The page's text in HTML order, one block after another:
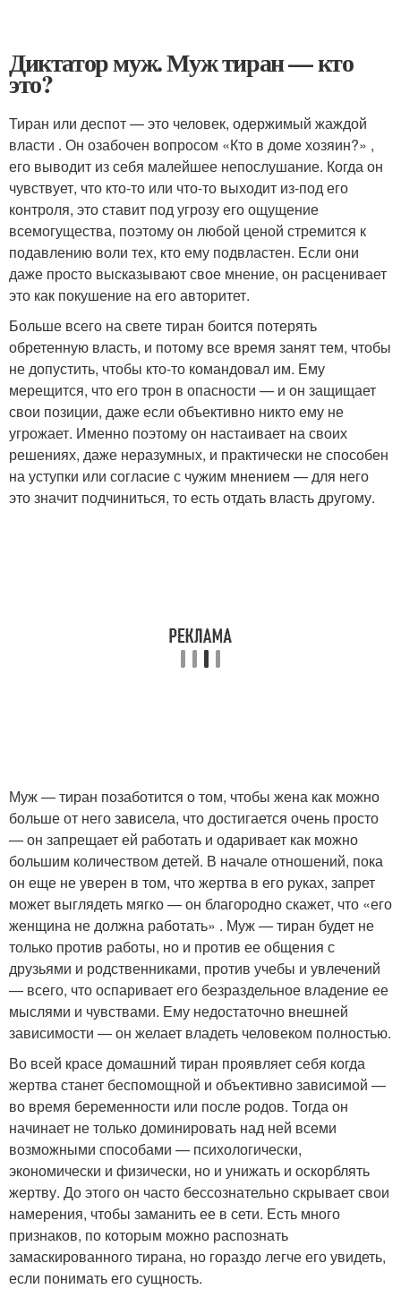
Диктатор муж. Муж тиран — кто
это?
Тиран или деспот — это человек, одержимый жаждой
власти . Он озабочен вопросом «Кто в доме хозяин?» ,
его выводит из себя малейшее непослушание. Когда он
чувствует, что кто-то или что-то выходит из-под его
контроля, это ставит под угрозу его ощущение
всемогущества, поэтому он любой ценой стремится к
подавлению воли тех, кто ему подвластен. Если они
даже просто высказывают свое мнение, он расценивает
это как покушение на его авторитет.
Больше всего на свете тиран боится потерять
обретенную власть, и потому все время занят тем, чтобы
не допустить, чтобы кто-то командовал им. Ему
мерещится, что его трон в опасности — и он защищает
свои позиции, даже если объективно никто ему не
угрожает. Именно поэтому он настаивает на своих
решениях, даже неразумных, и практически не способен
на уступки или согласие с чужим мнением — для него
это значит подчиниться, то есть отдать власть другому.
Муж — тиран позаботится о том, чтобы жена как можно
больше от него зависела, что достигается очень просто
— он запрещает ей работать и одаривает как можно
большим количеством детей. В начале отношений, пока
он еще не уверен в том, что жертва в его руках, запрет
может выглядеть мягко — он благородно скажет, что «его
женщина не должна работать» . Муж — тиран будет не
только против работы, но и против ее общения с
друзьями и родственниками, против учебы и увлечений
— всего, что оспаривает его безраздельное владение ее
мыслями и чувствами. Ему недостаточно внешней
зависимости — он желает владеть человеком полностью.
Во всей красе домашний тиран проявляет себя когда
жертва станет беспомощной и объективно зависимой —
во время беременности или после родов. Тогда он
начинает не только доминировать над ней всеми
возможными способами — психологически,
экономически и физически, но и унижать и оскорблять
жертву. До этого он часто бессознательно скрывает свои
намерения, чтобы заманить ее в сети. Есть много
признаков, по которым можно распознать
замаскированного тирана, но гораздо легче его увидеть,
если понимать его сущность.